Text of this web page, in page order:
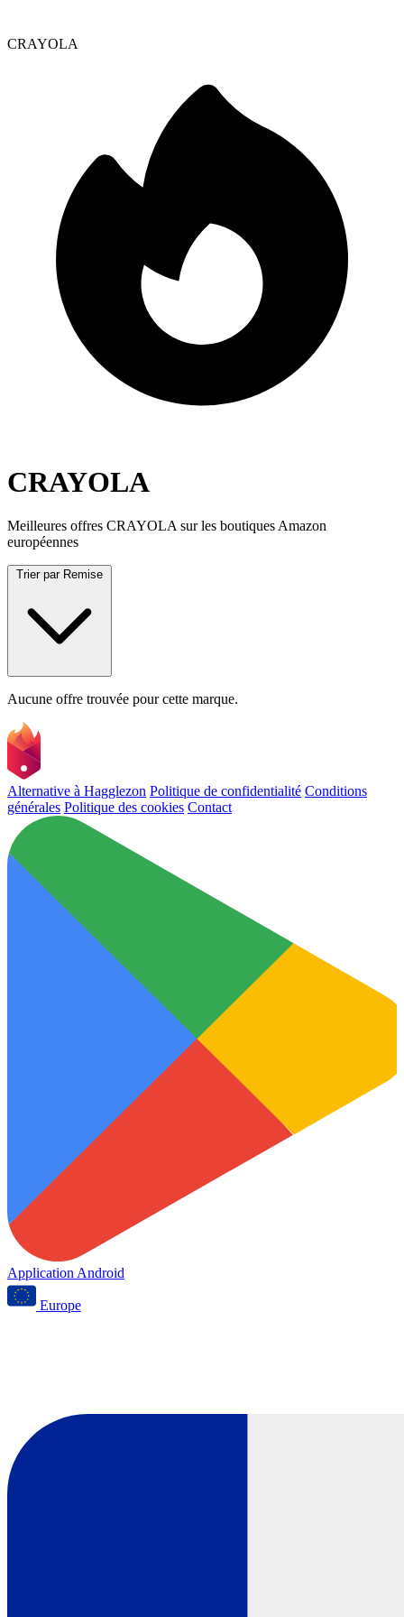
CRAYOLA
CRAYOLA
Meilleures offres CRAYOLA sur les boutiques Amazon
européennes
Trier par Remise
Aucune offre trouvée pour cette marque.
Alternative à Hagglezon Politique de confidentialité Conditions
générales Politique des cookies Contact
Application Android
Europe